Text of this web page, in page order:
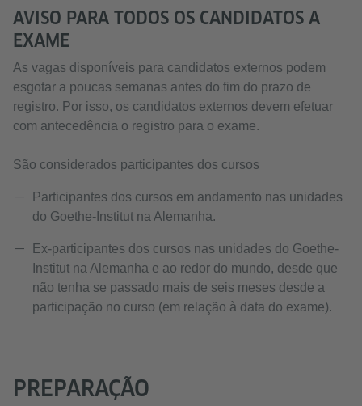
AVISO PARA TODOS OS CANDIDATOS A
EXAME
As vagas disponíveis para candidatos externos podem
esgotar a poucas semanas antes do fim do prazo de
registro. Por isso, os candidatos externos devem efetuar
com antecedência o registro para o exame.
São considerados participantes dos cursos
Participantes dos cursos em andamento nas unidades
do Goethe-Institut na Alemanha.
Ex-participantes dos cursos nas unidades do Goethe-
Institut na Alemanha e ao redor do mundo, desde que
não tenha se passado mais de seis meses desde a
participação no curso (em relação à data do exame).
PREPARAÇÃO